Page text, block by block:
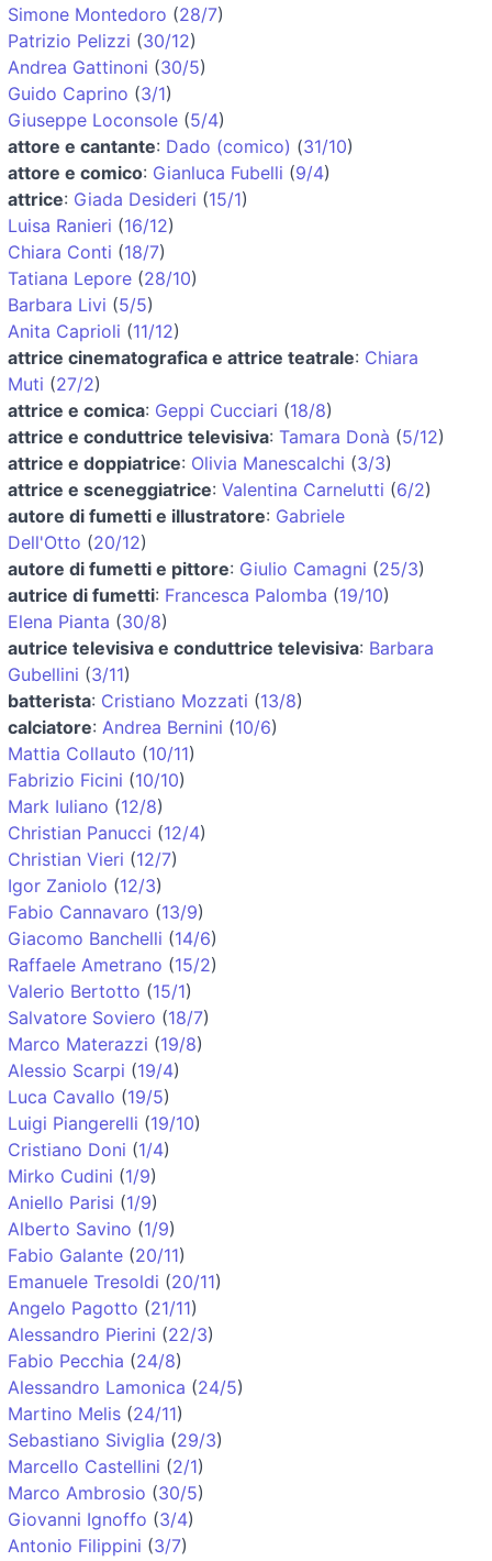
Simone Montedoro (28/7)
Patrizio Pelizzi (30/12)
Andrea Gattinoni (30/5)
Guido Caprino (3/1)
Giuseppe Loconsole (5/4)
attore e cantante: Dado (comico) (31/10)
attore e comico: Gianluca Fubelli (9/4)
attrice: Giada Desideri (15/1)
Luisa Ranieri (16/12)
Chiara Conti (18/7)
Tatiana Lepore (28/10)
Barbara Livi (5/5)
Anita Caprioli (11/12)
attrice cinematografica e attrice teatrale: Chiara
Muti (27/2)
attrice e comica: Geppi Cucciari (18/8)
attrice e conduttrice televisiva: Tamara Donà (5/12)
attrice e doppiatrice: Olivia Manescalchi (3/3)
attrice e sceneggiatrice: Valentina Carnelutti (6/2)
autore di fumetti e illustratore: Gabriele
Dell'Otto (20/12)
autore di fumetti e pittore: Giulio Camagni (25/3)
autrice di fumetti: Francesca Palomba (19/10)
Elena Pianta (30/8)
autrice televisiva e conduttrice televisiva: Barbara
Gubellini (3/11)
batterista: Cristiano Mozzati (13/8)
calciatore: Andrea Bernini (10/6)
Mattia Collauto (10/11)
Fabrizio Ficini (10/10)
Mark Iuliano (12/8)
Christian Panucci (12/4)
Christian Vieri (12/7)
Igor Zaniolo (12/3)
Fabio Cannavaro (13/9)
Giacomo Banchelli (14/6)
Raffaele Ametrano (15/2)
Valerio Bertotto (15/1)
Salvatore Soviero (18/7)
Marco Materazzi (19/8)
Alessio Scarpi (19/4)
Luca Cavallo (19/5)
Luigi Piangerelli (19/10)
Cristiano Doni (1/4)
Mirko Cudini (1/9)
Aniello Parisi (1/9)
Alberto Savino (1/9)
Fabio Galante (20/11)
Emanuele Tresoldi (20/11)
Angelo Pagotto (21/11)
Alessandro Pierini (22/3)
Fabio Pecchia (24/8)
Alessandro Lamonica (24/5)
Martino Melis (24/11)
Sebastiano Siviglia (29/3)
Marcello Castellini (2/1)
Marco Ambrosio (30/5)
Giovanni Ignoffo (3/4)
Antonio Filippini (3/7)